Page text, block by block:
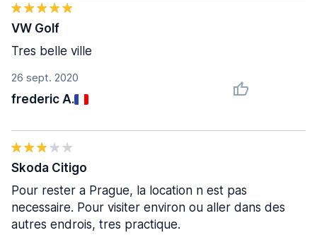
26 sept. 2020
frederic A.
VW Golf
Tres belle ville
Skoda Citigo
Pour rester a Prague, la location n est pas
necessaire. Pour visiter environ ou aller dans des
autres endrois, tres practique.